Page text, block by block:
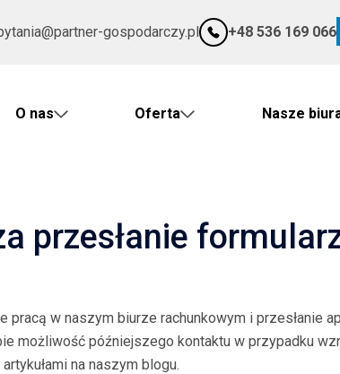
gospodarczy.pl +48 536 169 066
O nas Oferta Nasze
przesłanie
pracą w naszym biurze rachunkowym i przesłanie
możliwość późniejszego kontaktu w przypadku
na naszym blogu.